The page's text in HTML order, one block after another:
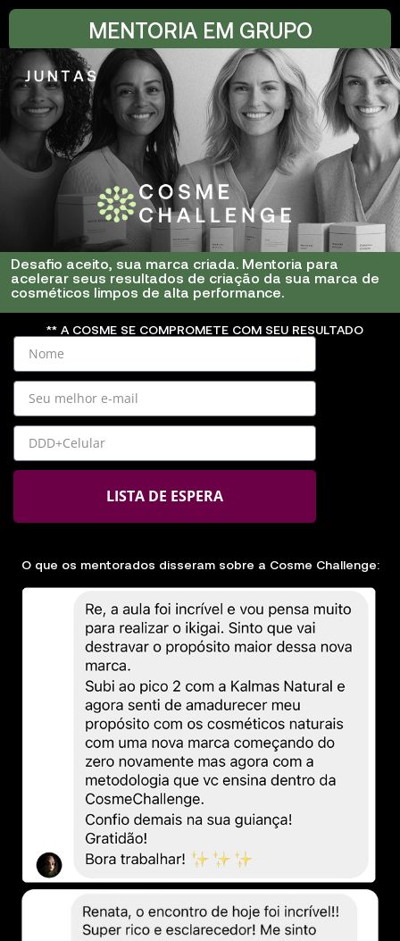
MENTORIA EM GRUPO
Desafio aceito, sua marca criada. Mentoria para
acelerar seus resultados de criação da sua marca de
cosméticos limpos de alta performance.
** A COSME SE COMPROMETE COM SEU RESULTADO
LISTA DE ESPERA
O que os mentorados disseram sobre a Cosme Challenge: